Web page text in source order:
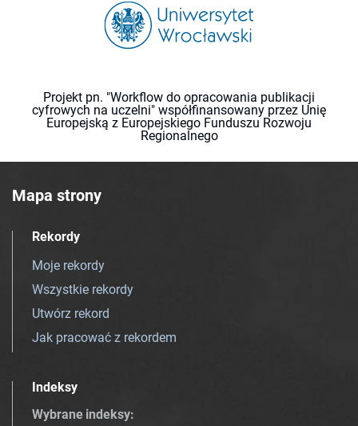
Projekt pn. "Workflow do opracowania publikacji
cyfrowych na uczelni" współfinansowany przez Unię
Europejską z Europejskiego Funduszu Rozwoju
Regionalnego
Mapa strony
Rekordy
Moje rekordy
Wszystkie rekordy
Utwórz rekord
Jak pracować z rekordem
Indeksy
Wybrane indeksy: